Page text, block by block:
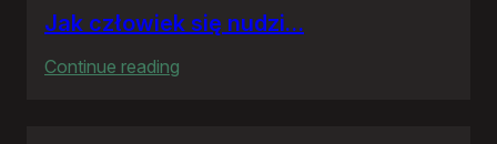
Jak człowiek się nudzi…
Continue reading